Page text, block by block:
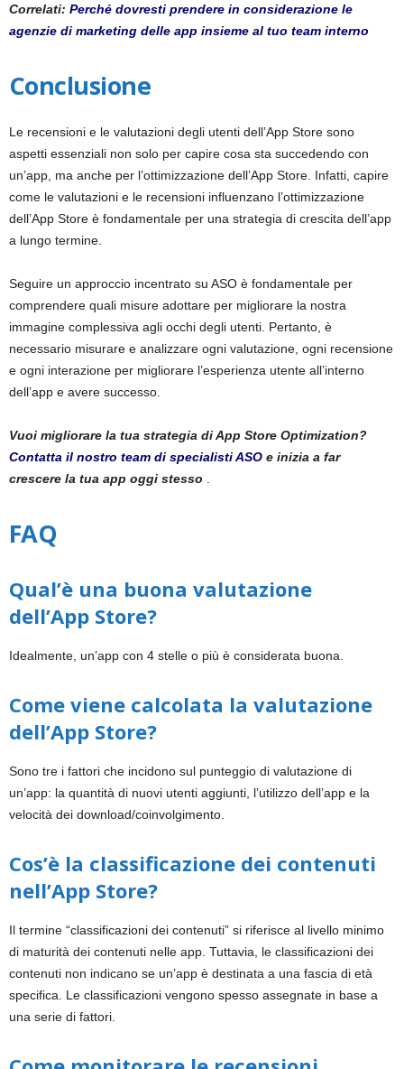
Correlati: Perché dovresti prendere in considerazione le
agenzie di marketing delle app insieme al tuo team interno
Conclusione
Le recensioni e le valutazioni degli utenti dell’App Store sono
aspetti essenziali non solo per capire cosa sta succedendo con
un’app, ma anche per l’ottimizzazione dell’App Store. Infatti, capire
come le valutazioni e le recensioni influenzano l’ottimizzazione
dell’App Store è fondamentale per una strategia di crescita dell’app
a lungo termine.
Seguire un approccio incentrato su ASO è fondamentale per
comprendere quali misure adottare per migliorare la nostra
immagine complessiva agli occhi degli utenti. Pertanto, è
necessario misurare e analizzare ogni valutazione, ogni recensione
e ogni interazione per migliorare l’esperienza utente all’interno
dell’app e avere successo.
Vuoi migliorare la tua strategia di App Store Optimization?
Contatta il nostro team di specialisti ASO e inizia a far
crescere la tua app oggi stesso .
FAQ
Qual’è una buona valutazione
dell’App Store?
Idealmente, un’app con 4 stelle o più è considerata buona.
Come viene calcolata la valutazione
dell’App Store?
Sono tre i fattori che incidono sul punteggio di valutazione di
un’app: la quantità di nuovi utenti aggiunti, l’utilizzo dell’app e la
velocità dei download/coinvolgimento.
Cos’è la classificazione dei contenuti
nell’App Store?
Il termine “classificazioni dei contenuti” si riferisce al livello minimo
di maturità dei contenuti nelle app. Tuttavia, le classificazioni dei
contenuti non indicano se un’app è destinata a una fascia di età
specifica. Le classificazioni vengono spesso assegnate in base a
una serie di fattori.